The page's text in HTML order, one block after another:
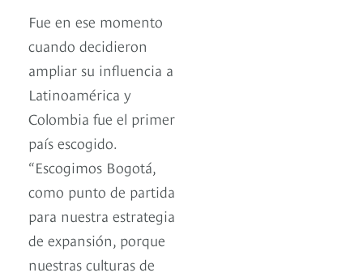
Fue en ese momento
cuando decidieron
ampliar su influencia a
Latinoamérica y
Colombia fue el primer
país escogido.
“Escogimos Bogotá,
como punto de partida
para nuestra estrategia
de expansión, porque
nuestras culturas de